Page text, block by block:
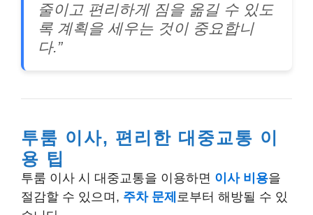
줄이고 편리하게 짐을 옮길 수 있도
록 계획을 세우는 것이 중요합니
다.”
투룸 이사, 편리한 대중교통 이
용 팁
투룸 이사 시 대중교통을 이용하면 이사 비용을
절감할 수 있으며, 주차 문제 로부터 해방될 수 있